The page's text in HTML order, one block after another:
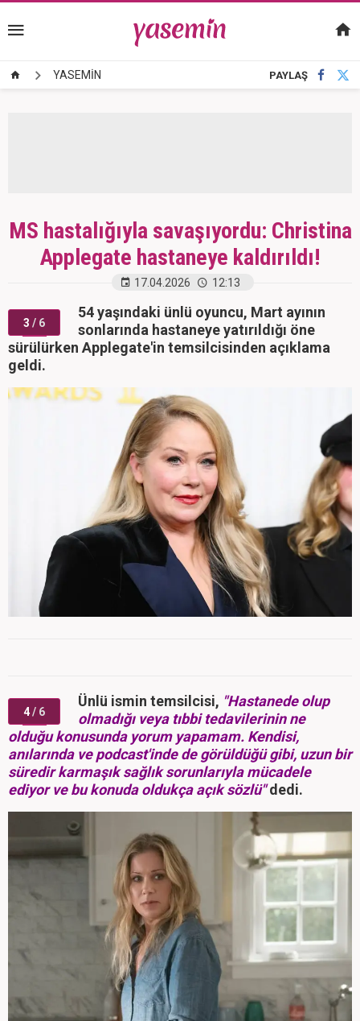
YASEMİN PAYLAŞ
MS hastalığıyla savaşıyordu: Christina
Applegate hastaneye kaldırıldı!
17.04.2026 12:13
3 / 6
54 yaşındaki ünlü oyuncu, Mart ayının
sonlarında hastaneye yatırıldığı öne
sürülürken Applegate'in temsilcisinden açıklama
geldi.
4/ 6
Ünlü ismin temsilcisi, "Hastanede olup
olmadığı veya tıbbi tedavilerinin ne
olduğu konusunda yorum yapamam. Kendisi,
anılarında ve podcast'inde de görüldüğü gibi, uzun bir
süredir karmaşık sağlık sorunlarıyla mücadele
ediyor ve bu konuda oldukça açık sözlü" dedi.